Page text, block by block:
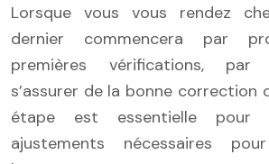
Lorsque vous vous rendez
dernier commencera par
premières vérifications, par
s’assurer de la bonne correction
étape est essentielle pour
ajustements nécessaires